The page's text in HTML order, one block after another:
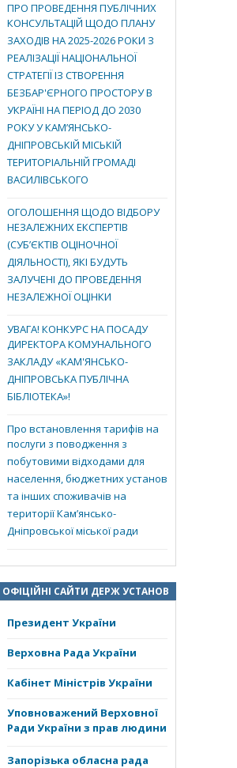
ПРО ПРОВЕДЕННЯ ПУБЛІЧНИХ
КОНСУЛЬТАЦІЙ ЩОДО ПЛАНУ
ЗАХОДІВ НА 2025-2026 РОКИ З
РЕАЛІЗАЦІЇ НАЦІОНАЛЬНОЇ
СТРАТЕГІЇ ІЗ СТВОРЕННЯ
БЕЗБАР'ЄРНОГО ПРОСТОРУ В
УКРАЇНІ НА ПЕРІОД ДО 2030
РОКУ У КАМ’ЯНСЬКО-
ДНІПРОВСЬКІЙ МІСЬКІЙ
ТЕРИТОРІАЛЬНІЙ ГРОМАДІ
ВАСИЛІВСЬКОГО
ОГОЛОШЕННЯ ЩОДО ВІДБОРУ
НЕЗАЛЕЖНИХ ЕКСПЕРТІВ
(СУБ’ЄКТІВ ОЦІНОЧНОЇ
ДІЯЛЬНОСТІ), ЯКІ БУДУТЬ
ЗАЛУЧЕНІ ДО ПРОВЕДЕННЯ
НЕЗАЛЕЖНОЇ ОЦІНКИ
УВАГА! КОНКУРС НА ПОСАДУ
ДИРЕКТОРА КОМУНАЛЬНОГО
ЗАКЛАДУ «КАМ'ЯНСЬКО-
ДНІПРОВСЬКА ПУБЛІЧНА
БІБЛІОТЕКА»!
Про встановлення тарифів на
послуги з поводження з
побутовими відходами для
населення, бюджетних установ
та інших споживачів на
території Кам’янсько-
Дніпровської міської ради
ОФІЦІЙНІ САЙТИ ДЕРЖ УСТАНОВ
Президент України
Верховна Рада України
Кабінет Міністрів України
Уповноважений Верховної
Ради України з прав людини
Запорізька обласна рада